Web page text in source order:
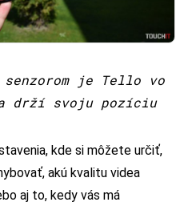
senzorom je Tello vo
drží svoju pozíciu
kde si môžete určiť,
akú kvalitu videa
aj to, kedy vás má